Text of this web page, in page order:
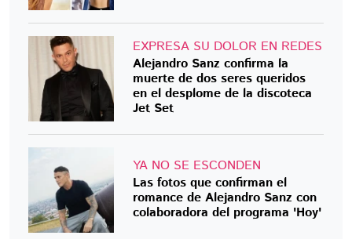
EXPRESA SU DOLOR EN REDES
Alejandro Sanz confirma la
muerte de dos seres queridos
en el desplome de la discoteca
Jet Set
YA NO SE ESCONDEN
Las fotos que confirman el
romance de Alejandro Sanz con
colaboradora del programa 'Hoy'